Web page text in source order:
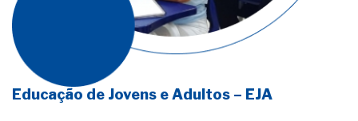
Educação de Jovens e Adultos – EJA